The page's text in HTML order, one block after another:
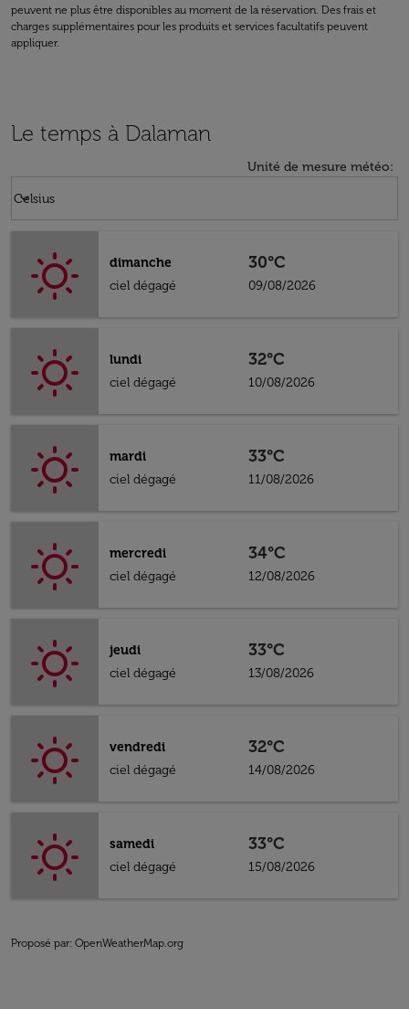
peuvent ne plus être disponibles au moment de la réservation. Des frais et
charges supplémentaires pour les produits et services facultatifs peuvent
appliquer.
Le temps à Dalaman
Unité de mesure météo:
Celsius
keyboard_arrow_down
dimanche
ciel dégagé
30°C
09/08/2026
lundi
ciel dégagé
32°C
10/08/2026
mardi
ciel dégagé
33°C
11/08/2026
mercredi
ciel dégagé
34°C
12/08/2026
jeudi
ciel dégagé
33°C
13/08/2026
vendredi
ciel dégagé
32°C
14/08/2026
samedi
ciel dégagé
33°C
15/08/2026
Proposé par: OpenWeatherMap.org